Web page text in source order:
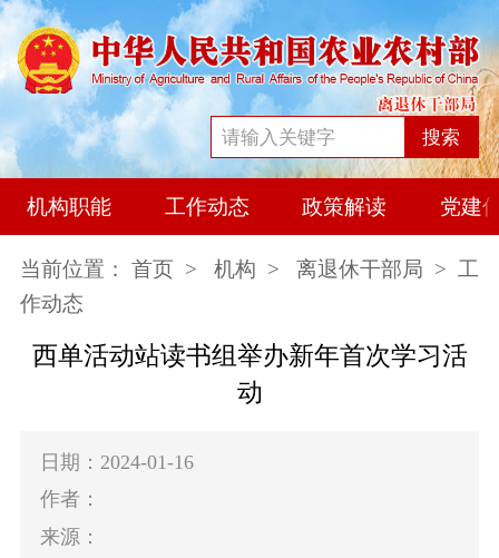
搜索
机构职能 工作动态 政策解读 党建
当前位置： 首页 > 机构 > 离退休干部局 > 工
作动态
西单活动站读书组举办新年首次学习活
动
日期：2024-01-16
作者：
来源：